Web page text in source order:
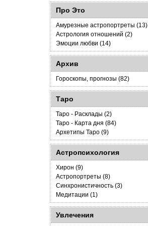
Про Это
Амурезные астропортреты (13)
Астрология отношений (2)
Эмоции любви (14)
Архив
Гороскопы, прогнозы (82)
Таро
Таро - Расклады (2)
Таро - Карта дня (84)
Архетипы Таро (9)
Астропсихология
Хирон (9)
Астропортреты (8)
Синхронистичность (3)
Медитации (1)
Увлечения